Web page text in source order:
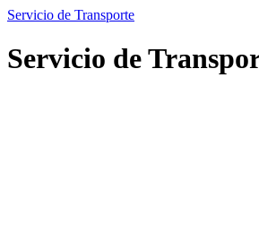
Servicio de Transporte
Servicio de